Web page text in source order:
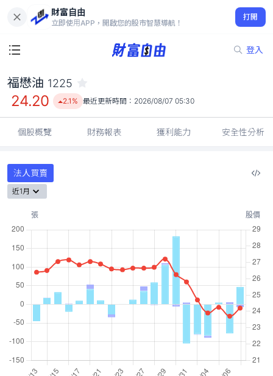
財富自由
立即使用APP，開啟您的股市智慧導航！
打開
登入
24.20
2.1%
福懋油 1225
24.20 2.1% 最近更新時間： 2026/08/07 05:30
個股概覽 財務報表 獲利能力 安全性分析
法人買賣
近1月